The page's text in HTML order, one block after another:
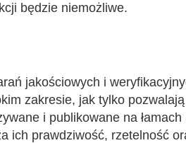
będzie niemożliwe.
jakościowych i
zakresie, jak tylko
i publikowane na
ich prawdziwość, rzetelność